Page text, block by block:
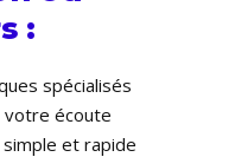
:
spécialisés
votre écoute
et rapide